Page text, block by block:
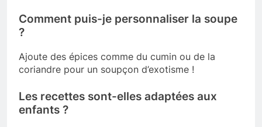
Comment puis-je personnaliser la soupe
?
Ajoute des épices comme du cumin ou de la
coriandre pour un soupçon d’exotisme !
Les recettes sont-elles adaptées aux
enfants ?